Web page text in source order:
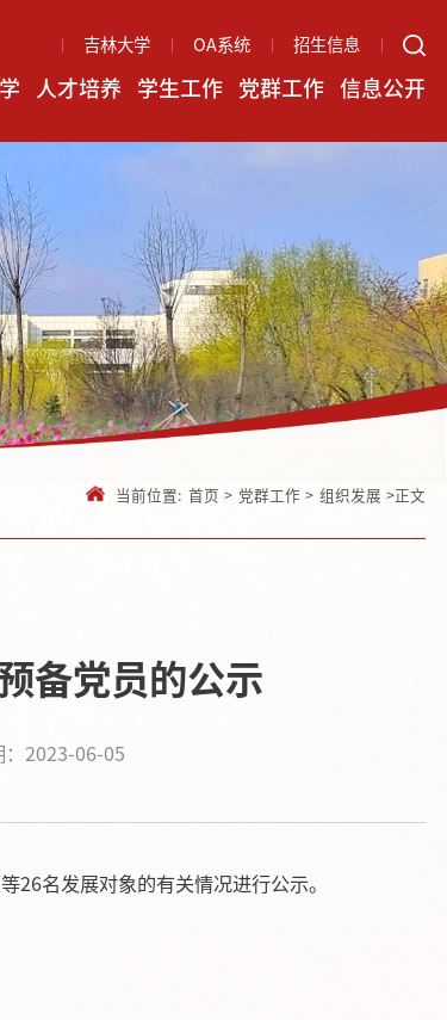
吉林大学 OA系统 招生信息
人才培养 学生工作 党群工作 信息公开
当前位置: 首页 > 党群工作 > 组织发展 >正文
备党员的公示
：2023-06-05
等26名发展对象的有关情况进行公示。